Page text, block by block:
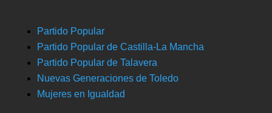
Partido Popular
Partido Popular de Castilla-La Mancha
Partido Popular de Talavera
Nuevas Generaciones de Toledo
Mujeres en Igualdad